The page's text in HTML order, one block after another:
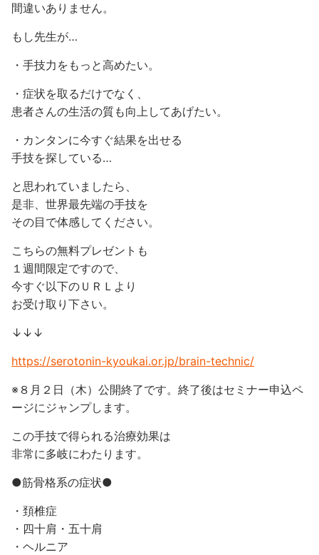
間違いありません。
もし先生が…
・手技力をもっと高めたい。
・症状を取るだけでなく、
患者さんの生活の質も向上してあげたい。
・カンタンに今すぐ結果を出せる
手技を探している…
と思われていましたら、
是非、世界最先端の手技を
その目で体感してください。
こちらの無料プレゼントも
１週間限定ですので、
今すぐ以下のＵＲＬより
お受け取り下さい。
↓↓↓
https://serotonin-kyoukai.or.jp/brain-technic/
※８月２日（木）公開終了です。終了後はセミナー申込ペ
ージにジャンプします。
この手技で得られる治療効果は
非常に多岐にわたります。
●筋骨格系の症状●
・頚椎症
・四十肩・五十肩
・ヘルニア